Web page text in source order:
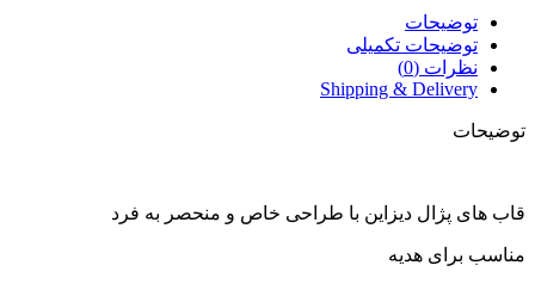
توضیحات
توضیحات تکمیلی
نظرات (0)
Shipping & Delivery
توضیحات
قاب های پژال دیزاین با طراحی خاص و منحصر به فرد
مناسب برای هدیه